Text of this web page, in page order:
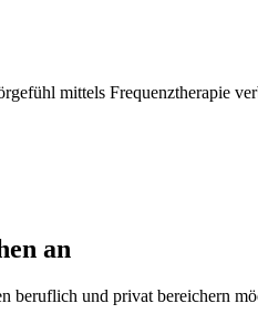
mittels Frequenztherapie
an
beruflich und privat bereichern